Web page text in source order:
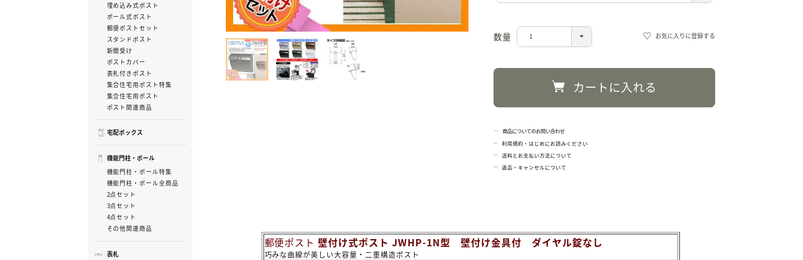
お気に入りに登録する
カートに入れる
商品についてのお問い合わせ
利用規約・はじめにお読みください
送料とお支払い方法について
返品・キャンセルについて
郵便ポスト壁付け式ポスト JWHP-1N型 壁付け金具付 ダイヤル錠なし
巧みな曲線が美しい大容量・二重構造ポスト
埋め込み式ポスト
ポール式ポスト
郵便ポストセット
スタンドポスト
新聞受け
ポストカバー
表札付きポスト
集合住宅用ポスト特集
集合住宅用ポスト
ポスト関連商品
宅配ボックス
機能門柱・ポール
機能門柱・ポール特集
機能門柱・ポール全商品
2点セット
3点セット
4点セット
その他関連商品
表札